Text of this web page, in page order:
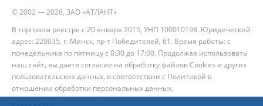
© 2002 — 2026, ЗАО «АТЛАНТ»
В торговом реестре с 20 января 2015, УНП 100010198. Юридический
адрес: 220035, г. Минск, пр-т Победителей, 61. Время работы: с
понедельника по пятницу с 8:30 до 17:00. Продолжая использовать
наш сайт, вы даете согласие на обработку файлов Cookies и других
пользовательских данных, в соответствии с Политикой в
отношении обработки персональных данных.